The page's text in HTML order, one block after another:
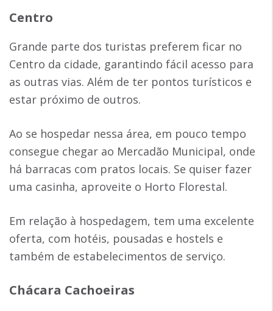
Centro
Grande parte dos turistas preferem ficar no
Centro da cidade, garantindo fácil acesso para
as outras vias. Além de ter pontos turísticos e
estar próximo de outros.
Ao se hospedar nessa área, em pouco tempo
consegue chegar ao Mercadão Municipal, onde
há barracas com pratos locais. Se quiser fazer
uma casinha, aproveite o Horto Florestal.
Em relação à hospedagem, tem uma excelente
oferta, com hotéis, pousadas e hostels e
também de estabelecimentos de serviço.
Chácara Cachoeiras